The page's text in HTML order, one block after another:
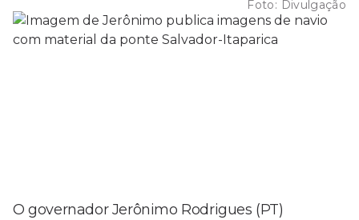
Foto: Divulgação
O governador Jerônimo Rodrigues (PT)